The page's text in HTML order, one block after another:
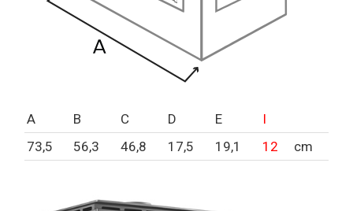
A B C D E
I
73,5
56,3 46,8 17,5 19,1 12 cm